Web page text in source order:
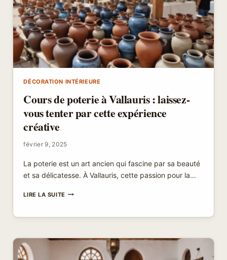
DE
PAIX
!
DÉCORATION INTÉRIEURE
Cours de poterie à Vallauris : laissez-
vous tenter par cette expérience
créative
février 9, 2025
La poterie est un art ancien qui fascine par sa beauté
et sa délicatesse. À Vallauris, cette passion pour la…
LIRE LA SUITECOURS
À
:
LAISSEZ-
VOUS